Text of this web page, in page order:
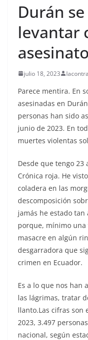
Durán
levantar
julio 18, 2023
Parece mentira. En
asesinadas en
personas han sido
junio de 2023. En
muertes violentas
Desde que tengo 23
Crónica roja. He
coladera en las
descomposición
jamás he estado
porque, mínimo una
masacre en algún
desgarradora que
crimen en Ecuador.
Es a lo que nos han
las lágrimas, tratar
llanto.Las cifras son
2023, 3.497
nacional, según